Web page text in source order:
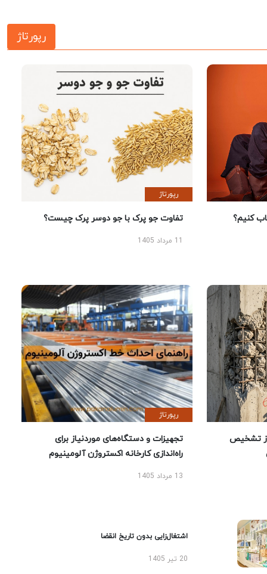
رپورتاژ
کنیم؟
رپورتاژ
تفاوت جو پرک با جو دوسر پرک چیست؟
تشخیص
رپورتاژ
تجهیزات و دستگاه‌های موردنیاز برای
راه‌اندازی کارخانه اکستروژن آلومینیوم
13 مرداد 1405
اشتغال‌زایی بدون تاریخ انقضا
20 تیر 1405